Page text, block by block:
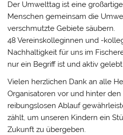
Der Umwelttag ist eine
Menschen gemeinsam die
verschmutzte Gebiete säubern.
48 Vereinskolleginnen und -
Nachhaltigkeit für uns im
nur ein Begriff ist und aktiv
Vielen herzlichen Dank an alle
Organisatoren vor und hinter den
reibungslosen Ablauf
zählt, um unseren Kindern ein
Zukunft zu übergeben.